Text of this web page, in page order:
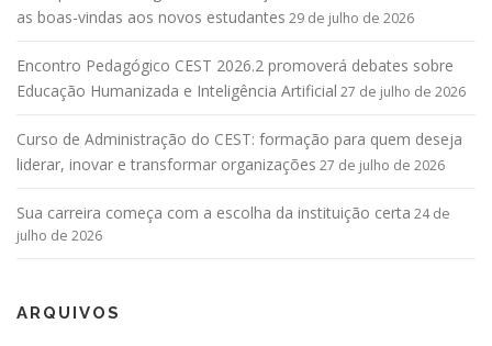
as boas-vindas aos novos estudantes 29 de julho de 2026
Encontro Pedagógico CEST 2026.2 promoverá debates sobre
Educação Humanizada e Inteligência Artificial 27 de julho de 2026
Curso de Administração do CEST: formação para quem deseja
liderar, inovar e transformar organizações 27 de julho de 2026
Sua carreira começa com a escolha da instituição certa 24 de
julho de 2026
ARQUIVOS